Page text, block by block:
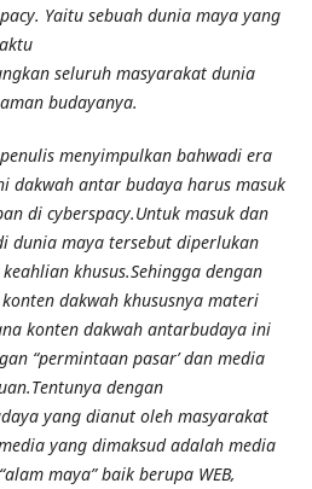
Yaitu sebuah dunia maya yang
seluruh masyarakat dunia
budayanya.
menyimpulkan bahwadi era
dakwah antar budaya harus masuk
di cyberspacy.Untuk masuk dan
dunia maya tersebut diperlukan
khusus.Sehingga dengan
dakwah khususnya materi
konten dakwah antarbudaya ini
“permintaan pasar’ dan media
dengan
yang dianut oleh masyarakat
yang dimaksud adalah media
maya” baik berupa WEB,